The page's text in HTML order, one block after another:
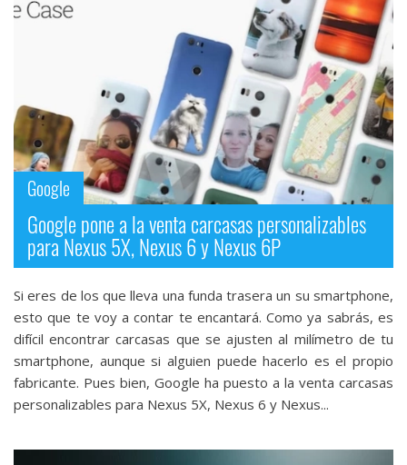
Google
Google pone a la venta carcasas personalizables
para Nexus 5X, Nexus 6 y Nexus 6P
Si eres de los que lleva una funda trasera un su smartphone,
esto que te voy a contar te encantará. Como ya sabrás, es
difícil encontrar carcasas que se ajusten al milímetro de tu
smartphone, aunque si alguien puede hacerlo es el propio
fabricante. Pues bien, Google ha puesto a la venta carcasas
personalizables para Nexus 5X, Nexus 6 y Nexus...